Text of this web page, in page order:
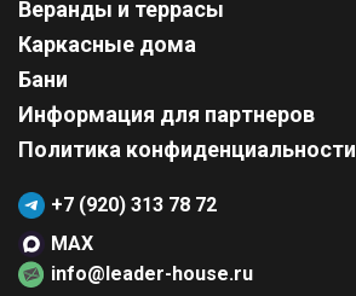
Веранды и террасы
Каркасные дома
Бани
Информация для партнеров
Политика конфиденциальности
+7 (920) 313 78 72
MAX
info@leader-house.ru